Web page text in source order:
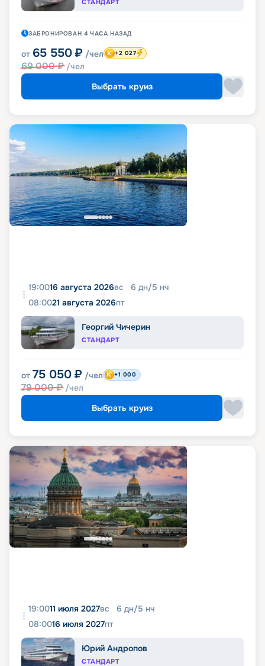
ЗАБРОНИРОВАН 4 ЧАСА НАЗАД
от 65 550 ₽ /чел
69 000₽ /чел
+2 027
Выбрать круиз
19:0016 августа 2026вс 6 дн/5 нч
08:0021 августа 2026пт
Георгий Чичерин
СТАНДАРТ
от 75 050 ₽ /чел
79 000₽ /чел
+1 000
Выбрать круиз
19:0011 июля 2027вс 6 дн/5 нч
08:0016 июля 2027пт
Юрий Андропов
СТАНДАРТ